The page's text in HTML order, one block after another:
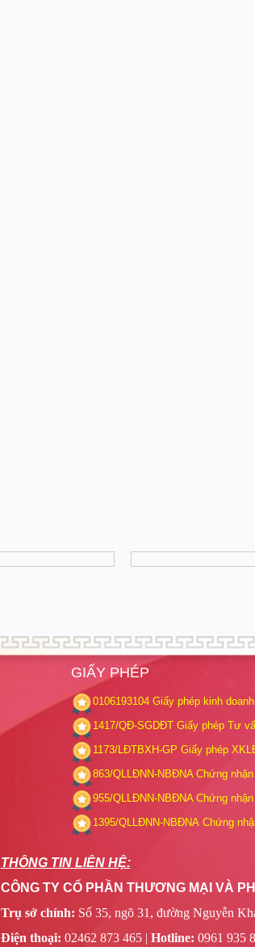
GIẤY PHÉP
0106193104Giấy phép kinh doanh
1417/QĐ-SGDĐTGiấy phép Tư
1173/LĐTBXH-GP Giấy phép
863/QLLĐNN-NBĐNAChứng
955/QLLĐNN-NBĐNAChứng
1395/QLLĐNN-NBĐNA Chứng
THÔNG TIN LIÊN HỆ:
CÔNG TY CỔ PHẦN THƯƠNG MẠI VÀ
Trụ sở chính: Số 35, ngõ 31, đường Nguyễn
Điện thoại: 02462 873 465 | Hotline: 0961 935